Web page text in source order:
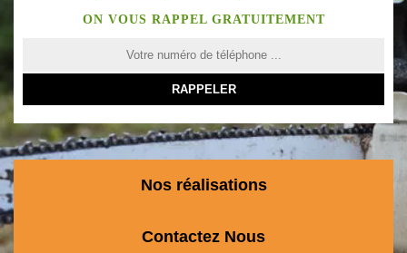
ON VOUS RAPPEL GRATUITEMENT
Nos réalisations
Contactez Nous